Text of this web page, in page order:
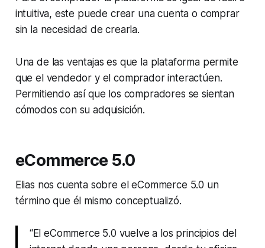
intuitiva, este puede crear una cuenta o comprar
sin la necesidad de crearla.
Una de las ventajas es que la plataforma permite
que el vendedor y el comprador interactúen.
Permitiendo así que los compradores se sientan
cómodos con su adquisición.
eCommerce 5.0
Elias nos cuenta sobre el eCommerce 5.0 un
término que él mismo conceptualizó.
“El eCommerce 5.0 vuelve a los principios del